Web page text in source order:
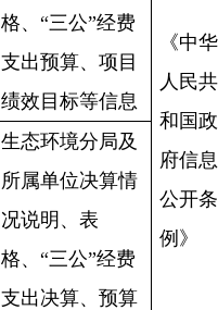
格、“三公”经费
支出预算、项目
绩效目标等信息
《中华
人民共
和国政
府信息
公开条
例》
生态环境分局及
所属单位决算情
况说明、表
格、“三公”经费
支出决算、预算